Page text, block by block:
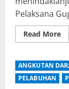
Pelaksana
Read More
SE
ANGKUTAN
PELABUHAN